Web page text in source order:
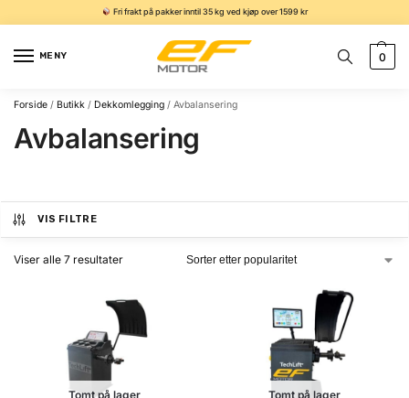
Fri frakt på pakker inntil 35 kg ved kjøp over 1599 kr
MENY 0
Forside / Butikk / Dekkomlegging / Avbalansering
Avbalansering
VIS FILTRE
Viser alle 7 resultater
Tomt på lager Tomt på lager